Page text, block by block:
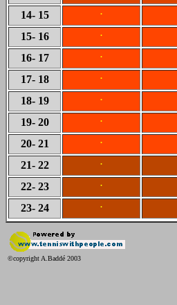
14- 15 .
15- 16 .
16- 17 .
17- 18 .
18- 19 .
19- 20 .
20- 21 .
21- 22 .
22- 23 .
23- 24 .
©copyright A.Baddé 2003